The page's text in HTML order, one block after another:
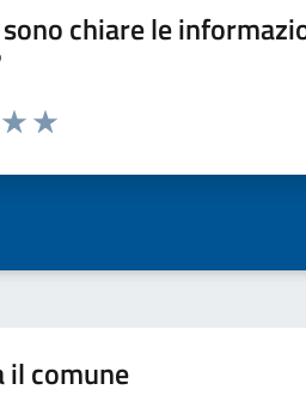
chiare le
stelle la pagina
il comune